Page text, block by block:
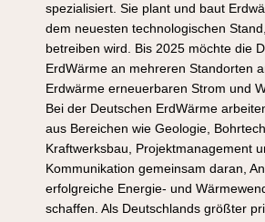
spezialisiert. Sie plant und baut
dem neuesten technologischen
betreiben wird. Bis 2025 möchte die
ErdWärme an mehreren Standorten
Erdwärme erneuerbaren Strom und
Bei der Deutschen ErdWärme
aus Bereichen wie Geologie,
Kraftwerksbau, Projektmanagement
Kommunikation gemeinsam daran,
erfolgreiche Energie- und
schaffen. Als Deutschlands größter